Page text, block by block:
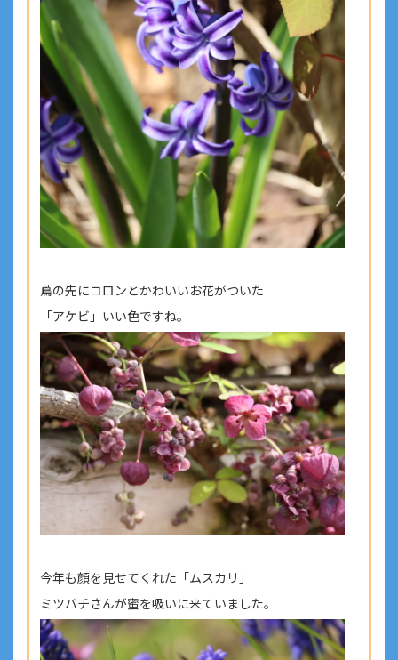
蔦の先にコロンとかわいいお花がついた
「アケビ」いい色ですね。
今年も顔を見せてくれた「ムスカリ」
ミツバチさんが蜜を吸いに来ていました。